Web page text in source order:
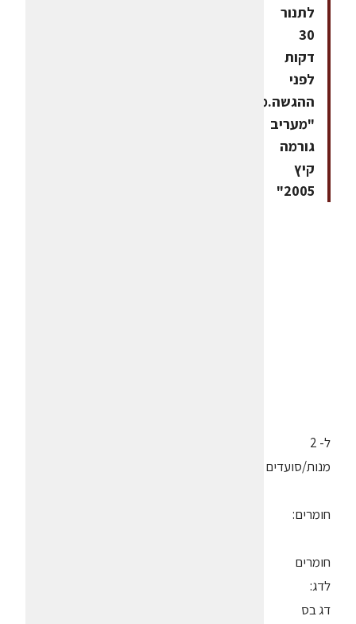
לתנור
30
דקות
לפני
ההגשה.ממתכוני
"מעריב
גורמה
קיץ
2005"
ל- 2
מנות/סועדים
חומרים:
חומרים
לדג:
דג בס